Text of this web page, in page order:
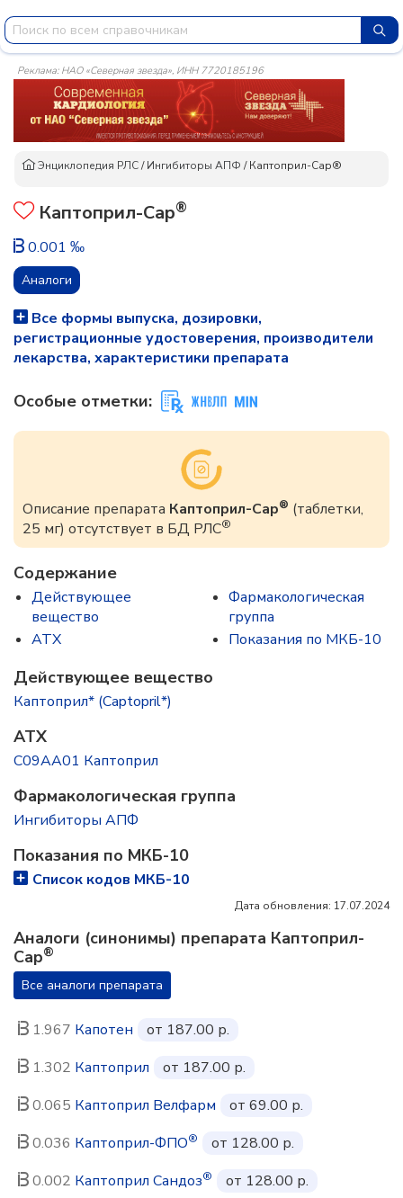
Реклама: НАО «Северная звезда», ИНН 7720185196
Энциклопедия РЛС/Ингибиторы АПФ /Каптоприл-Сар®
Каптоприл-Сар®
0.001 ‰
Аналоги
Все формы выпуска, дозировки,
регистрационные удостоверения, производители
лекарства, характеристики препарата
Особые отметки:
Описание препарата Каптоприл-Сар® (таблетки,
25 мг) отсутствует в БД РЛС®
Содержание
Действующее
вещество
ATX
Фармакологическая
группа
Показания по МКБ-10
Действующее вещество
Каптоприл* (Captopril*)
ATX
C09AA01 Каптоприл
Фармакологическая группа
Ингибиторы АПФ
Показания по МКБ-10
Список кодов МКБ-10
Дата обновления: 17.07.2024
Аналоги (синонимы) препарата Каптоприл-
Сар®
Все аналоги препарата
1.967 Капотен
от 187.00 р.
1.302 Каптоприл
от 187.00 р.
0.065 Каптоприл Велфарм
от 69.00 р.
0.036 Каптоприл-ФПО®
от 128.00 р.
0.002 Каптоприл Сандоз®
от 128.00 р.